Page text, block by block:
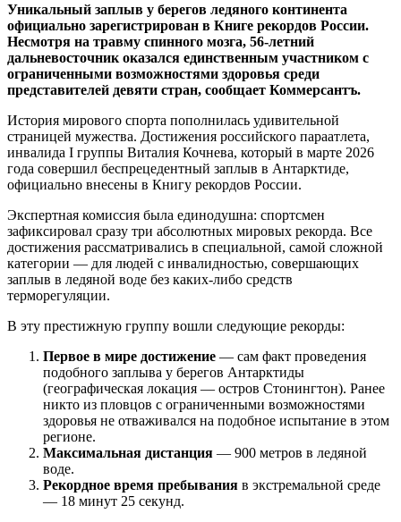
Уникальный заплыв у берегов ледяного континента
официально зарегистрирован в Книге рекордов России.
Несмотря на травму спинного мозга, 56-летний
дальневосточник оказался единственным участником с
ограниченными возможностями здоровья среди
представителей девяти стран, сообщает Коммерсантъ.
История мирового спорта пополнилась удивительной
страницей мужества. Достижения российского параатлета,
инвалида I группы Виталия Кочнева, который в марте 2026
года совершил беспрецедентный заплыв в Антарктиде,
официально внесены в Книгу рекордов России.
Экспертная комиссия была единодушна: спортсмен
зафиксировал сразу три абсолютных мировых рекорда. Все
достижения рассматривались в специальной, самой сложной
категории — для людей с инвалидностью, совершающих
заплыв в ледяной воде без каких-либо средств
терморегуляции.
В эту престижную группу вошли следующие рекорды:
Первое в мире достижение — сам факт проведения
подобного заплыва у берегов Антарктиды
(географическая локация — остров Стонингтон). Ранее
никто из пловцов с ограниченными возможностями
здоровья не отваживался на подобное испытание в этом
регионе.
Максимальная дистанция — 900 метров в ледяной
воде.
Рекордное время пребывания в экстремальной среде
— 18 минут 25 секунд.